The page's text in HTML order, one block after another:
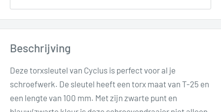
Beschrijving
Deze torxsleutel van Cyclus is perfect voor al je
schroefwerk. De sleutel heeft een torx maat van T-25 en
een lengte van 100 mm. Met zijn zwarte punt en